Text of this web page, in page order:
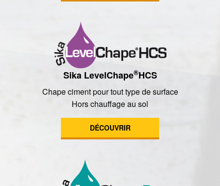
Sika LevelChape®HCS
Chape ciment pour tout type de surface
Hors chauffage au sol
DÉCOUVRIR